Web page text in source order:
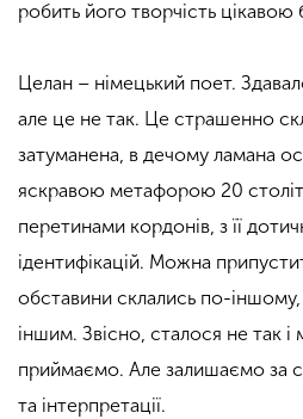
робить його творчість цікавою
Целан – німецький поет.
але це не так. Це страшенно
затуманена, в дечому ламана
яскравою метафорою 20
перетинами кордонів, з її
ідентифікацій. Можна
обставини склались по-
іншим. Звісно, сталося не так
приймаємо. Але залишаємо за
та інтерпретації.